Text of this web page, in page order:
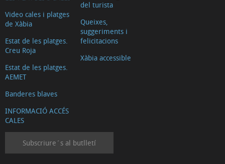
Video cales i platges
de Xàbia
Estat de les platges.
Creu Roja
Estat de les platges.
AEMET
Banderes blaves
INFORMACIÓ ACCÉS
CALES
del turista
Queixes,
suggeriments i
felicitacions
Xàbia accessible
Subscriure´s al butlletí